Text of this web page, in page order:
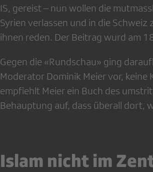
IS, gereist – nun wollen die
Syrien verlassen und in die
ihnen reden. Der Beitrag wurd am
Gegen die «Rundschau» ging
Moderator Dominik Meier vor, keine
empfiehlt Meier ein Buch des
Behauptung auf, dass überall dort,
Islam nicht im